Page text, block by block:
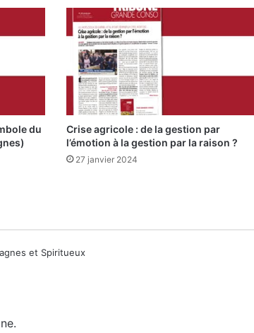
du
Crise agricole : de la gestion par
l’émotion à la gestion par la raison ?
27 janvier 2024
et Spiritueux